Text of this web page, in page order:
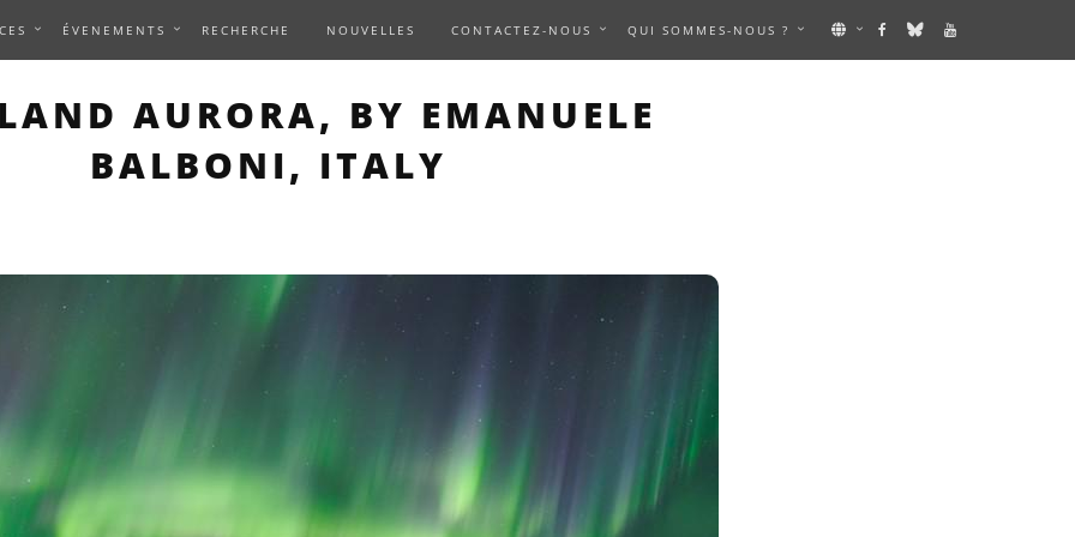
ÉVENEMENTS RECHERCHE NOUVELLES CONTACTEZ-NOUS QUI SOMMES-NOUS ?
PAGE DESCRIBES AN IMAGE
AURORA, BY EMANUELE
BALBONI, ITALY